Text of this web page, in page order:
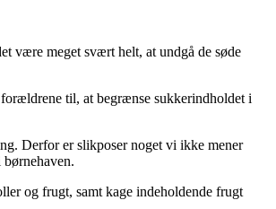
være meget svært helt, at undgå de søde
til, at begrænse sukkerindholdet i
Derfor er slikposer noget vi ikke mener
og frugt, samt kage indeholdende frugt